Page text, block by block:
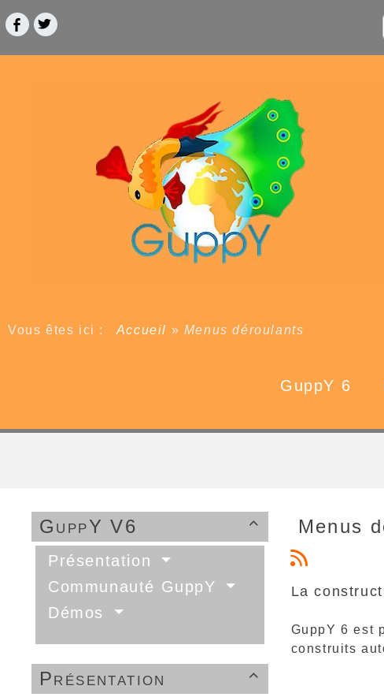
Vous êtes ici : Accueil » Menus déroulants
GuppY 6

GuppY V6
Présentation
Communauté GuppY
Démos

Présentation
Menus
La
GuppY 6 est
construits